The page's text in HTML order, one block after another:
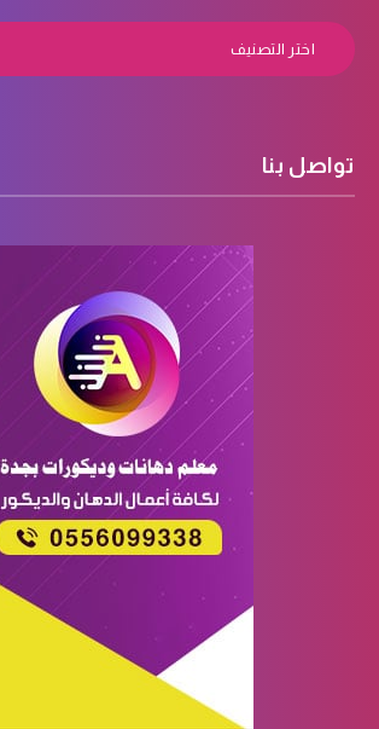
اختر التصنيف
تواصل بنا